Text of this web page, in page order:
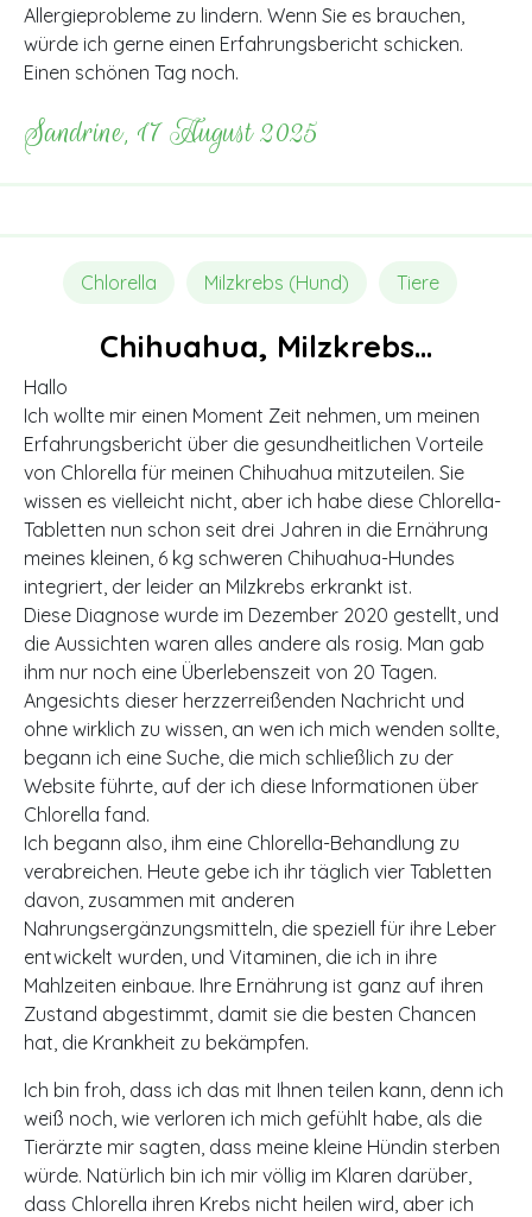
Allergieprobleme zu lindern. Wenn Sie es brauchen,
würde ich gerne einen Erfahrungsbericht schicken.
Einen schönen Tag noch.
Sandrine, 17 August 2025
Chlorella Milzkrebs (Hund) Tiere
Chihuahua, Milzkrebs…
Hallo
Ich wollte mir einen Moment Zeit nehmen, um meinen
Erfahrungsbericht über die gesundheitlichen Vorteile
von Chlorella für meinen Chihuahua mitzuteilen. Sie
wissen es vielleicht nicht, aber ich habe diese Chlorella-
Tabletten nun schon seit drei Jahren in die Ernährung
meines kleinen, 6 kg schweren Chihuahua-Hundes
integriert, der leider an Milzkrebs erkrankt ist.
Diese Diagnose wurde im Dezember 2020 gestellt, und
die Aussichten waren alles andere als rosig. Man gab
ihm nur noch eine Überlebenszeit von 20 Tagen.
Angesichts dieser herzzerreißenden Nachricht und
ohne wirklich zu wissen, an wen ich mich wenden sollte,
begann ich eine Suche, die mich schließlich zu der
Website führte, auf der ich diese Informationen über
Chlorella fand.
Ich begann also, ihm eine Chlorella-Behandlung zu
verabreichen. Heute gebe ich ihr täglich vier Tabletten
davon, zusammen mit anderen
Nahrungsergänzungsmitteln, die speziell für ihre Leber
entwickelt wurden, und Vitaminen, die ich in ihre
Mahlzeiten einbaue. Ihre Ernährung ist ganz auf ihren
Zustand abgestimmt, damit sie die besten Chancen
hat, die Krankheit zu bekämpfen.
Ich bin froh, dass ich das mit Ihnen teilen kann, denn ich
weiß noch, wie verloren ich mich gefühlt habe, als die
Tierärzte mir sagten, dass meine kleine Hündin sterben
würde. Natürlich bin ich mir völlig im Klaren darüber,
dass Chlorella ihren Krebs nicht heilen wird, aber ich